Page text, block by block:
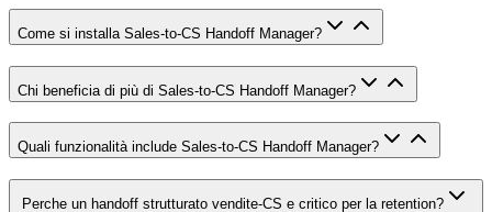
Come si installa Sales-to-CS Handoff Manager?
Chi beneficia di più di Sales-to-CS Handoff Manager?
Quali funzionalità include Sales-to-CS Handoff Manager?
Perche un handoff strutturato vendite-CS e critico per la retention?